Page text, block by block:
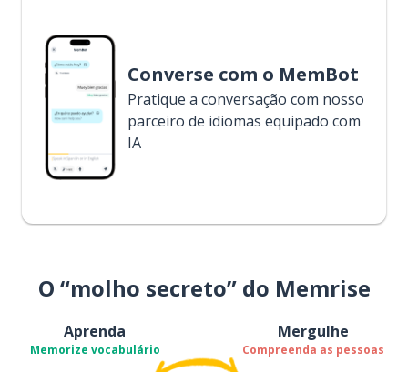
Converse com o MemBot
Pratique a conversação com nosso
parceiro de idiomas equipado com
IA
O “molho secreto” do Memrise
Aprenda
Memorize vocabulário
Mergulhe
Compreenda as pessoas